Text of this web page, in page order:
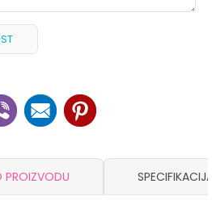
PROIZVODU